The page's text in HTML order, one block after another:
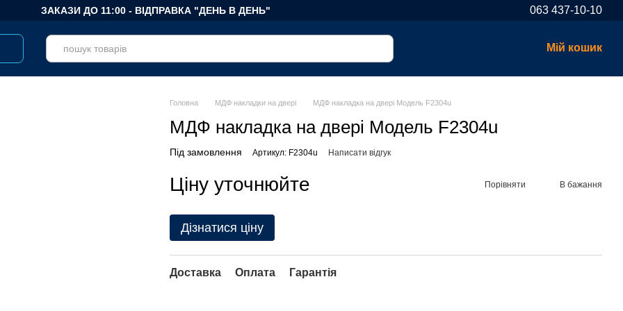
ЗАКАЗИ ДО 11:00 - ВІДПРАВКА "ДЕНЬ В ДЕНЬ" 063 437-10-10
Мій кошик
Головна МДФ накладки на двері МДФ накладка на двері Модель F2304u
МДФ накладка на двері Модель F2304u
Під замовлення Артикул: F2304u Написати відгук
Ціну уточнюйте Порівняти В бажання
Дізнатися ціну
Доставка Оплата Гарантія